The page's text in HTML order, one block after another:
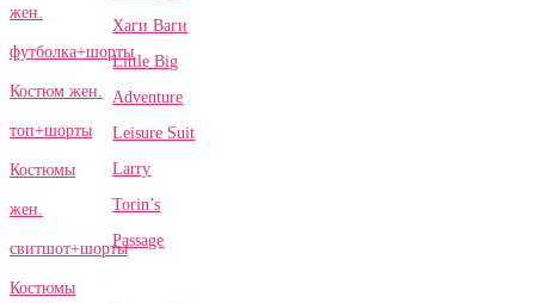
жен.
футболка+шорты
Костюм жен.
топ+шорты
Костюмы
жен.
свитшот+шорты
Костюмы
Хаги Ваги
Little Big
Adventure
Leisure Suit
Larry
Torin’s
Passage